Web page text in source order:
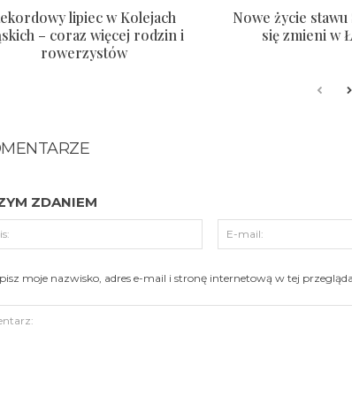
lipiec w Kolejach
– coraz więcej rodzin i
rowerzystów
Nowe życie
się zmieni w
ZDANIEM
Podpis:
moje nazwisko, adres e-mail i stronę internetową w tej